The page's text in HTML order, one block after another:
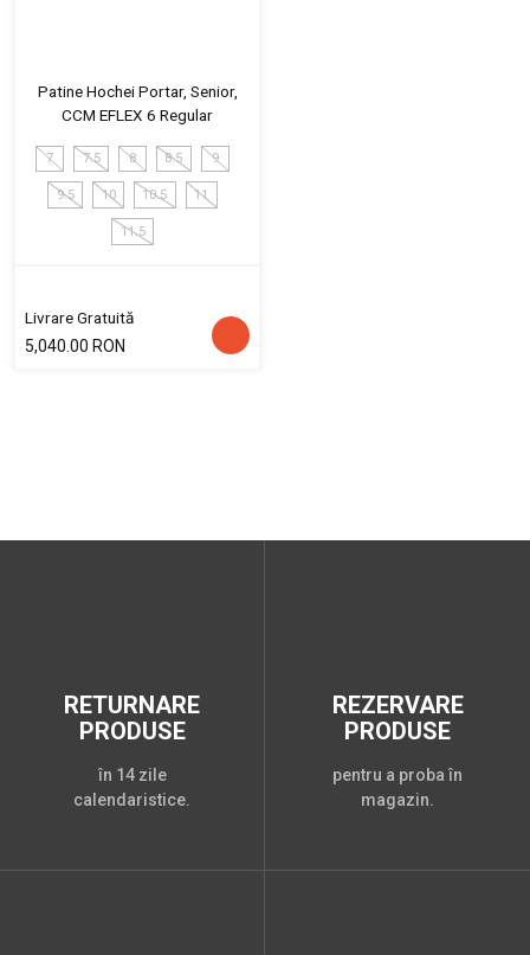
Patine Hochei Portar, Senior,
CCM EFLEX 6 Regular
7 7.5 8 8.5 9
9.5 10 10.5 11
11.5
Livrare Gratuită
5,040.00 RON
RETURNARE
PRODUSE
în 14 zile
calendaristice.
REZERVARE
PRODUSE
pentru a proba în
magazin.